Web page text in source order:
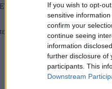
If you wish to opt-
sensitive
confirm your
continue seeing
information
further disclosure of
participants. This
Downstream
επισημαίνει ότι η ενεργητική
όγκο σημάτων σε όλο το